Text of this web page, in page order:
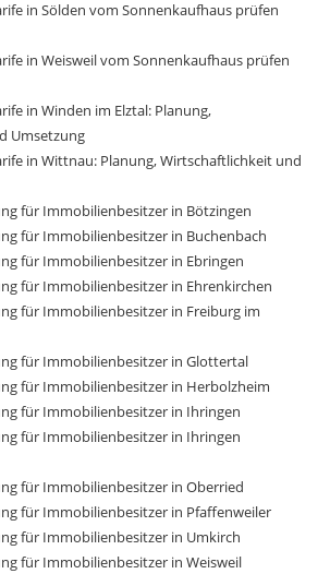
in Sölden vom Sonnenkaufhaus prüfen
in Weisweil vom Sonnenkaufhaus prüfen
in Winden im Elztal: Planung,
Umsetzung
in Wittnau: Planung, Wirtschaftlichkeit und
für Immobilienbesitzer in Bötzingen
für Immobilienbesitzer in Buchenbach
für Immobilienbesitzer in Ebringen
für Immobilienbesitzer in Ehrenkirchen
für Immobilienbesitzer in Freiburg im
für Immobilienbesitzer in Glottertal
für Immobilienbesitzer in Herbolzheim
für Immobilienbesitzer in Ihringen
für Immobilienbesitzer in Ihringen
für Immobilienbesitzer in Oberried
für Immobilienbesitzer in Pfaffenweiler
für Immobilienbesitzer in Umkirch
für Immobilienbesitzer in Weisweil